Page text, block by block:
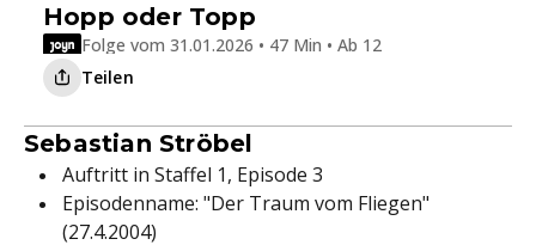
Hopp oder Topp
Folge vom 31.01.2026 • 47 Min • Ab 12
Teilen
Sebastian Ströbel
Auftritt in Staffel 1, Episode 3
Episodenname: "Der Traum vom Fliegen"
(27.4.2004)